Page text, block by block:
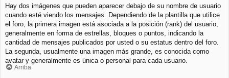
Hay dos imágenes que pueden aparecer debajo de su nombre de usuario
cuando esté viendo los mensajes. Dependiendo de la plantilla que utilice
el foro, la primera imagen está asociada a la posición (rank) del usuario,
generalmente en forma de estrellas, bloques o puntos, indicando la
cantidad de mensajes publicados por usted o su estatus dentro del foro.
La segunda, usualmente una imagen más grande, es conocida como
avatar y generalmente es única o personal para cada usuario.
Arriba